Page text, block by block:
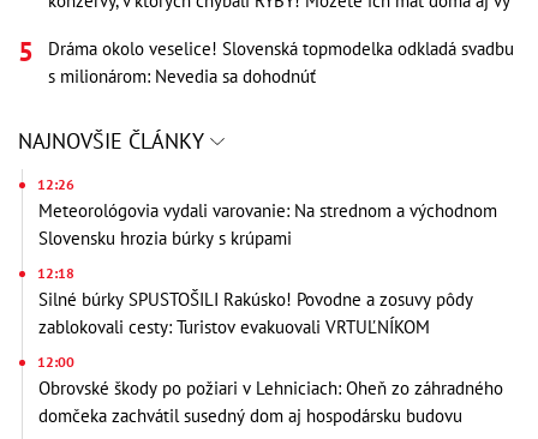
Dráma okolo veselice! Slovenská topmodelka odkladá svadbu
s milionárom: Nevedia sa dohodnúť
NAJNOVŠIE ČLÁNKY
12:26
Meteorológovia vydali varovanie: Na strednom a východnom
Slovensku hrozia búrky s krúpami
12:18
Silné búrky SPUSTOŠILI Rakúsko! Povodne a zosuvy pôdy
zablokovali cesty: Turistov evakuovali VRTUĽNÍKOM
12:00
Obrovské škody po požiari v Lehniciach: Oheň zo záhradného
domčeka zachvátil susedný dom aj hospodársku budovu